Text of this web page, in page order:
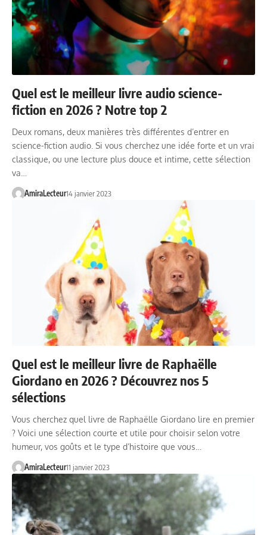
Quel est le meilleur livre audio science-
fiction en 2026 ? Notre top 2
Deux romans, deux manières très différentes d’entrer en
science-fiction audio. Si vous cherchez une idée forte et un vrai
classique, ou une lecture plus douce et intime, cette sélection
va…
AmiraLecteur14 janvier 2023
Quel est le meilleur livre de Raphaëlle
Giordano en 2026 ? Découvrez nos 5
sélections
Vous cherchez quel livre de Raphaëlle Giordano lire en premier
? Voici une sélection courte et utile pour choisir selon votre
humeur, vos goûts et le type d’histoire que vous…
AmiraLecteur11 janvier 2023